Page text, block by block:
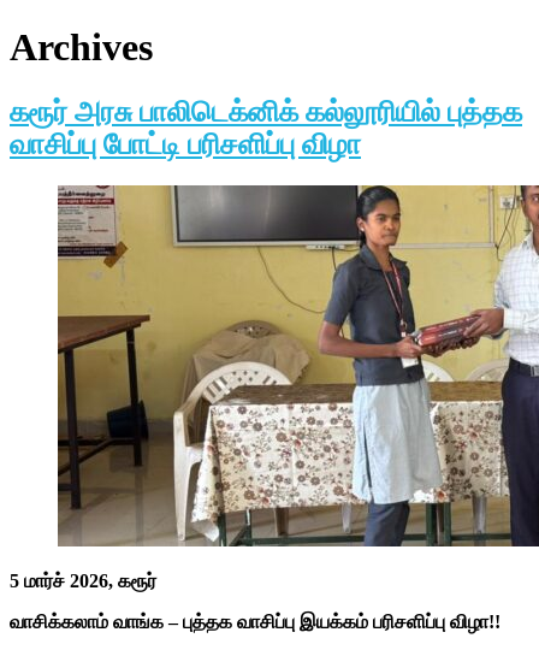
Archives
கரூர் அரசு பாலிடெக்னிக் கல்லூரியில் புத்தக
வாசிப்பு போட்டி பரிசளிப்பு விழா
5 மார்ச் 2026, கரூர்
வாசிக்கலாம் வாங்க – புத்தக வாசிப்பு இயக்கம் பரிசளிப்பு விழா!!